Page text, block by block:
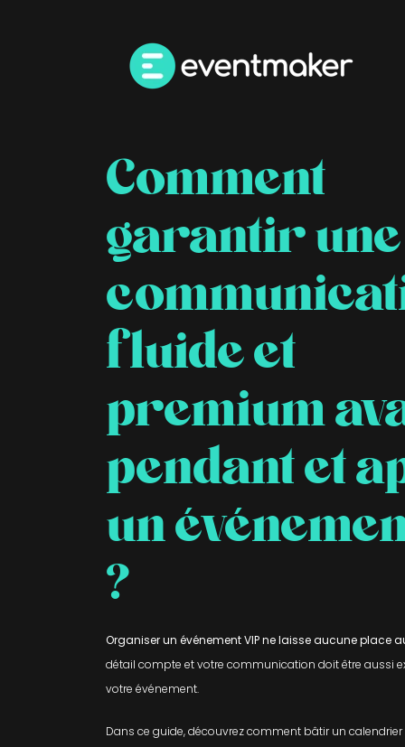
Comment
garantir une
fluide et
premium
pendant et
un
?
Organiser un événement VIP ne laisse aucune place
détail compte et votre communication doit être aussi
votre événement.
Dans ce guide, découvrez comment bâtir un calendrier